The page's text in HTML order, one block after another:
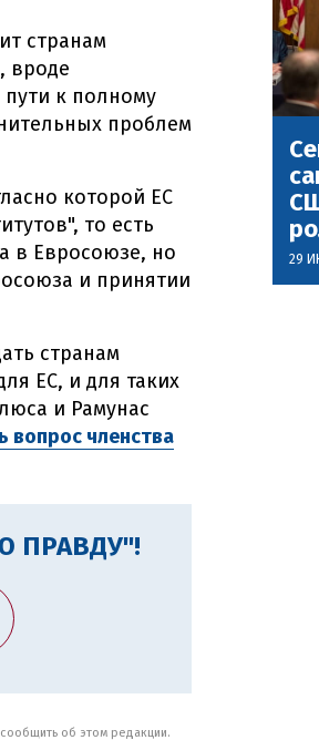
странам
вроде
пути к полному
проблем
которой ЕС
то есть
в Евросоюзе, но
и принятии
странам
ЕС, и для таких
и Рамунас
вопрос членства
ПРАВДУ"!
об этом редакции.
29